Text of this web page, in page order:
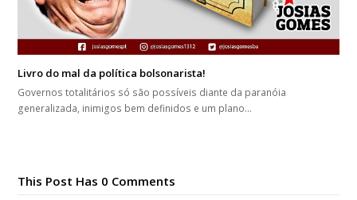
Livro do mal da política bolsonarista!
Governos totalitários só são possíveis diante da paranóia
generalizada, inimigos bem definidos e um plano…
This Post Has 0 Comments